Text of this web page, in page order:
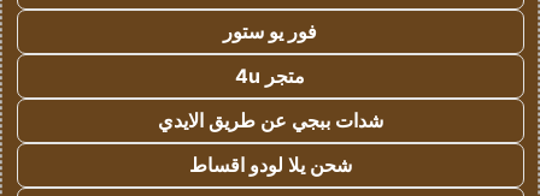
فور يو ستور
متجر 4u
شدات ببجي عن طريق الايدي
شحن يلا لودو اقساط